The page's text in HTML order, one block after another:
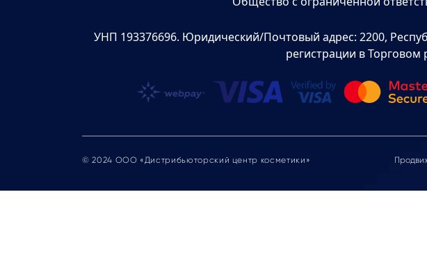
УНП 193376696. Юридический/Почтовый адрес: 2200,
регистрации в Торговом
© 2024 ООО «Дистрибьюторский центр косметики»